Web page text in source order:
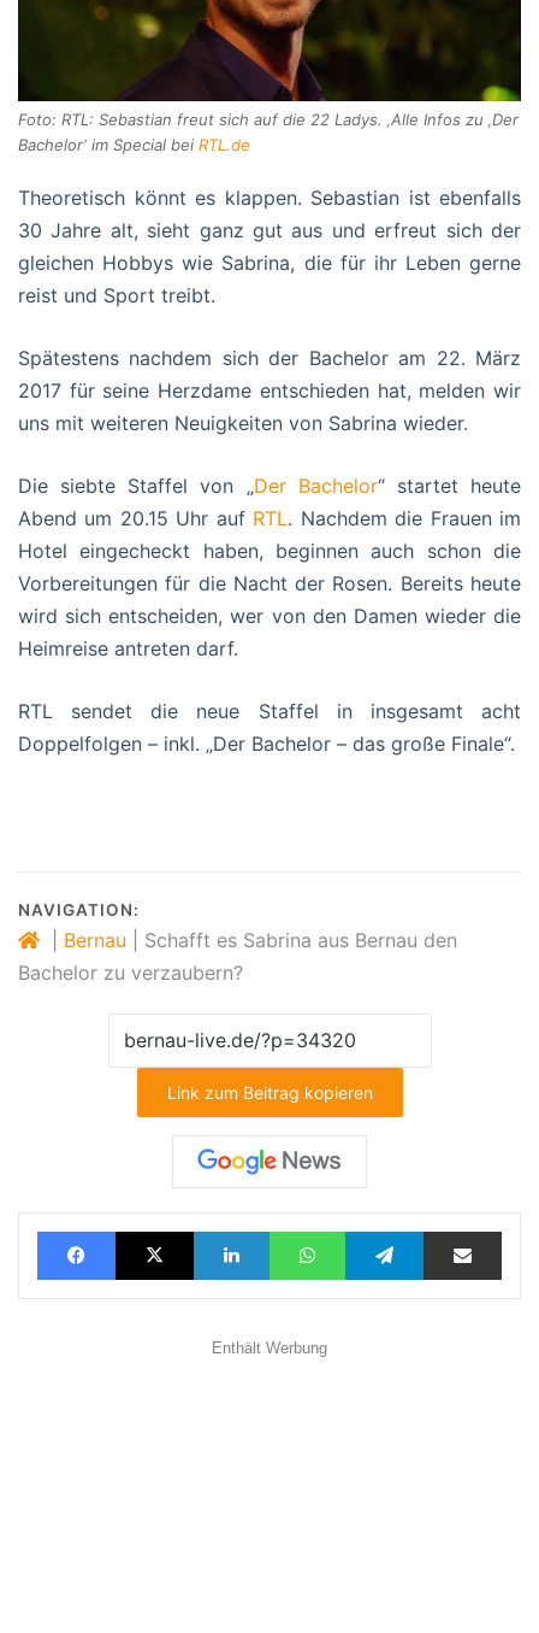
Foto: RTL: Sebastian freut sich auf die 22 Ladys. ‚Alle Infos zu ‚Der
Bachelor‘ im Special bei RTL.de
Theoretisch könnt es klappen. Sebastian ist ebenfalls
30 Jahre alt, sieht ganz gut aus und erfreut sich der
gleichen Hobbys wie Sabrina, die für ihr Leben gerne
reist und Sport treibt.
Spätestens nachdem sich der Bachelor am 22. März
2017 für seine Herzdame entschieden hat, melden wir
uns mit weiteren Neuigkeiten von Sabrina wieder.
Die siebte Staffel von „Der Bachelor“ startet heute
Abend um 20.15 Uhr auf RTL. Nachdem die Frauen im
Hotel eingecheckt haben, beginnen auch schon die
Vorbereitungen für die Nacht der Rosen. Bereits heute
wird sich entscheiden, wer von den Damen wieder die
Heimreise antreten darf.
RTL sendet die neue Staffel in insgesamt acht
Doppelfolgen – inkl. „Der Bachelor – das große Finale“.
NAVIGATION:
Bernau
Schafft es Sabrina aus Bernau den
Bachelor zu verzaubern?
Link zum Beitrag kopieren
FacebookX LinkedInWhatsAppTelegramTeilen via E-Mail
Enthält Werbung